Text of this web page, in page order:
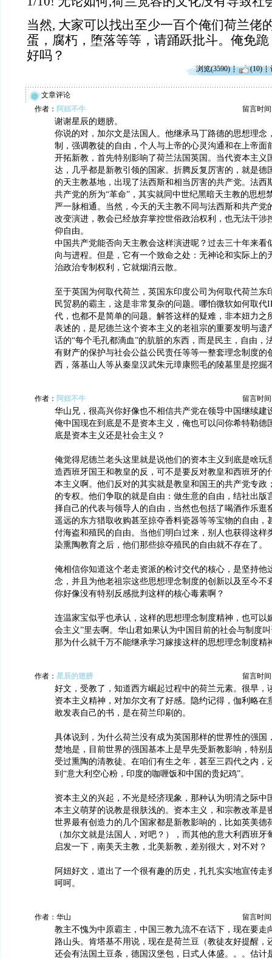
当然, 大家可以找出至少一百个俺们荷兰佬
蛋，腐朽，堕落等等，请踊跃批斗。俺免
好吗？
浏览(3590) (10)
文章评论
作者： 阿妞不牛 留言时间
谢谢星辰的翅膀。
你说的对，加尔文是法国人。他继承马丁路德的思想理念
制，强调教徒的自由，个人与上帝的心灵沟通和在上帝面
开拓新教，首先特别影响了荷兰法国英国。当代资本主义
达，几乎都是新教引领的国家。折腾反复厉害的，就是德
的天主教基地，出现了法西斯和相当厉害的共产党。法西
共产党的所为“革命”，其实就同中世纪黑暗天主教的思想
严一脉相通。当然，今天的天主教不同与法西斯和共产党
改变演进，教会已经放弃掌控世俗政治权利，也无法干涉
仰自由。
中国共产党能否向天主教会这样演进呢？过去三十年来看
向与进程。但是，它有一个致命之处：无神论和实际上的
治政治专制权利，它就烟消云散。
至于英国为何取代荷兰，英国东印度公司为何取代荷兰东
民贸易的霸主，这是非常复杂的问题。哪怕微软如何取代
代，也都不是简单的问题。解答这样的疑难，非本妞力之
表述的，是尼德兰这个资本主义的老祖宗的重要发明与遗
话的“每个毛孔都滴血”的肮脏的东西，而是民主，自由，
有财产的保护与社会公益公民责任等等一整套理念制度的
西，落基山人等从秦皇汉武朱元璋康熙毛的陵墓里是挖掘
作者： 阿妞不牛 留言时间
华山兄，很高兴你好像也不相信共产党在领导中国继续建
俺中国现在到底是不是资本主义，俺也可以问你希特勒德
底是资本主义还是社会主义？
俺觉得尼德兰老头这里就是说他们的资本主义到底是啥玩
造西班牙国王和教皇的反，可不是要反对教皇和西班牙的
本主义啊。他们反对的其实就是教皇和国王的共产党专政
的专权。他们争取的就是自由：做生意的自由，结社出版
择自己的代表与领导人的自由，当然也包括了喝酒作乐逛
遥远的东方猎取收购甚至掠夺香料瓷器等等宝物的自由，
付海盗和殖民的自由。当他们明白过来，别人也获得这样
染熏陶教育之后，他们那些掠夺殖民的自由就不存在了。
俺相信你知道这个老走资派的检讨交代的核心，是坚持他
念，并且为他老祖宗这些思想理念制度的创新以及至今不
你好像没有特别反感批判这样的核心毒素啊？
连温家宝似乎也承认，这样的思想理念制度精神，也可以
会主义”里去啊。华山君如果认为中国目前的社会与制度
那为什么就千万不能继承学习嫁接这样的思想理念制度精
作者： 星辰的翅膀 留言时间
好文，受教了，知道西方崛起过程中的荷兰元素。很早，
资本主义精神，对加尔文有了好感。隐约记得，伽利略在
敢发表自己的书，是在荷兰印刷的。
具体说到，为什么荷兰没有成为英国那样的世界性的强国
楚地是，目前世界的强国基本上是早先受新教影响，特别
受过熏陶的清教徒。在咱们有生之年，甚至三四代之内，
到“意大利空心粉，印度的咖喱饭和中国的贵妃鸡”。
资本主义的兴起，不光是经济现象，那种认为明清之际中
本主义萌芽的说教是很肤浅的。资本主义，和宗教改革是
世界最有创造力的几个国家都是新教影响的，比如英美德
（加尔文就是法国人，对吧？），而其他的意大利西班牙
启发一下，南美天主教，北美新教，差别很大，对不对？
阿妞好文，道出了一个很有趣的历史，扎扎实实地宣传走
呵呵。
作者：华山 留言时间
教主不愧为中原霸主，中国三教九流不在话下，现在要走
路山头。肯塔基不用说，现在是荷兰豆（教徒友好提醒，
还会有法国土豆条，德国汉堡包，日式人体盛。。。估计